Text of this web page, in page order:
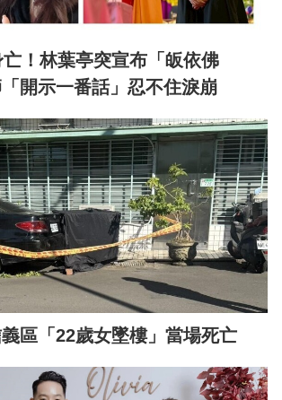
！林葉亭突宣布「皈依佛
開示一番話」忍不住淚崩
區「22歲女墜樓」當場死亡